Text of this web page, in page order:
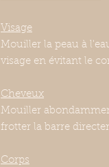
Visage
Mouiller la peau à
visage en évitant le
Cheveux
Mouiller
frotter la barre
Corps